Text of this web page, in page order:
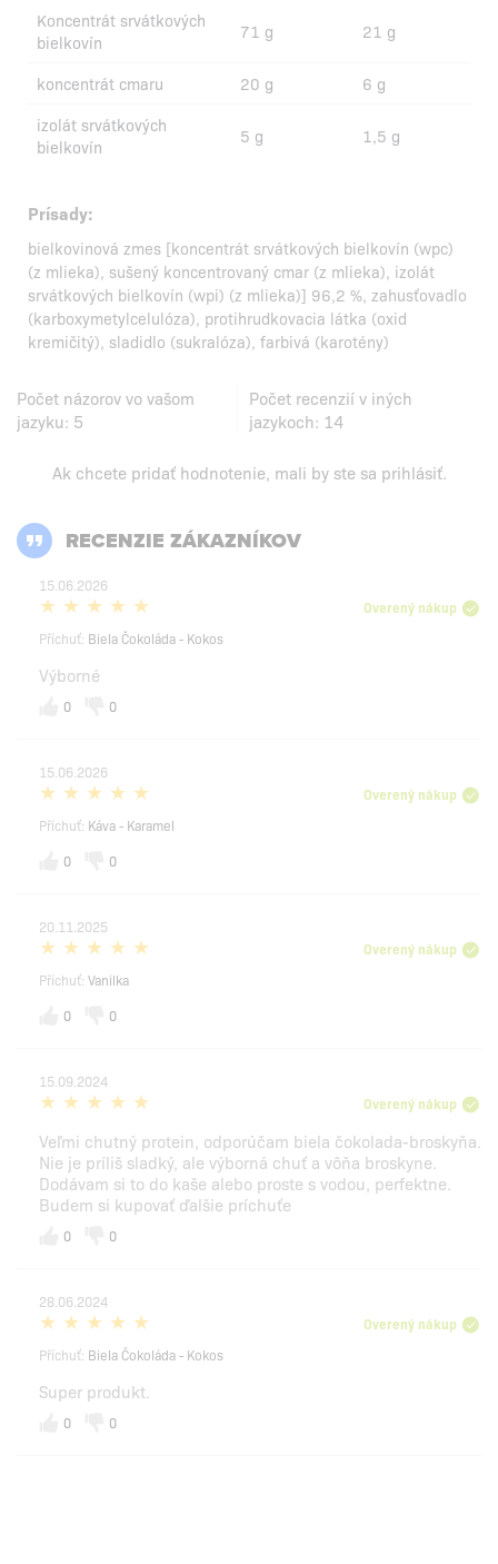
Koncentrát srvátkových
bielkovín
71 g 21 g
koncentrát cmaru 20 g
6 g
izolát srvátkových
bielkovín
5 g 1,5 g
Prísady:
bielkovinová zmes [koncentrát srvátkových bielkovín (wpc)
(z mlieka), sušený koncentrovaný cmar (z mlieka), izolát
srvátkových bielkovín (wpi) (z mlieka)] 96,2 %, zahusťovadlo
(karboxymetylcelulóza), protihrudkovacia látka (oxid
kremičitý), sladidlo (sukralóza), farbivá (karotény)
Počet názorov vo vašom
jazyku: 5
Počet recenzií v iných
jazykoch: 14
Ak chcete pridať hodnotenie, mali by ste sa prihlásiť.
RECENZIE ZÁKAZNÍKOV
15.06.2026
Overený nákup
Příchuť: Biela Čokoláda - Kokos
Výborné
0 0
15.06.2026
Overený nákup
Příchuť: Káva - Karamel
0
0
20.11.2025
Overený nákup
Příchuť: Vanilka
0
0
15.09.2024
Overený nákup
Veľmi chutný protein, odporúčam biela čokolada-broskyňa.
Nie je príliš sladký, ale výborná chuť a vôňa broskyne.
Dodávam si to do kaše alebo proste s vodou, perfektne.
Budem si kupovať ďalšie príchuťe
0 0
28.06.2024
Overený nákup
Příchuť: Biela Čokoláda - Kokos
Super produkt.
0 0